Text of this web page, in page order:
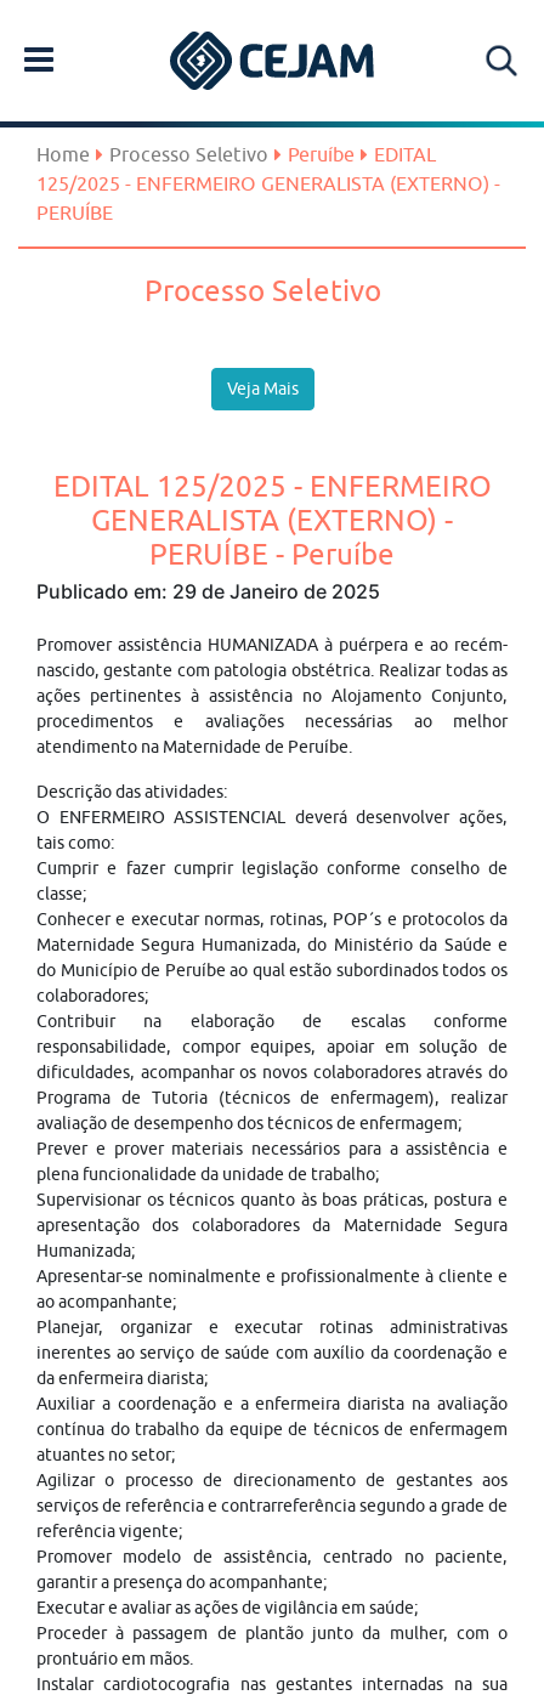
Home Processo Seletivo Peruíbe
EDITAL
125/2025 - ENFERMEIRO GENERALISTA (EXTERNO) -
PERUÍBE
Processo Seletivo
Veja Mais
EDITAL 125/2025 - ENFERMEIRO
GENERALISTA (EXTERNO) -
PERUÍBE - Peruíbe
Publicado em: 29 de Janeiro de 2025
Promover assistência HUMANIZADA à puérpera e ao recém-
nascido, gestante com patologia obstétrica. Realizar todas as
ações pertinentes à assistência no Alojamento Conjunto,
procedimentos e avaliações necessárias ao melhor
atendimento na Maternidade de Peruíbe.
Descrição das atividades:
O ENFERMEIRO ASSISTENCIAL deverá desenvolver ações,
tais como:
Cumprir e fazer cumprir legislação conforme conselho de
classe;
Conhecer e executar normas, rotinas, POP´s e protocolos da
Maternidade Segura Humanizada, do Ministério da Saúde e
do Município de Peruíbe ao qual estão subordinados todos os
colaboradores;
Contribuir na elaboração de escalas conforme
responsabilidade, compor equipes, apoiar em solução de
dificuldades, acompanhar os novos colaboradores através do
Programa de Tutoria (técnicos de enfermagem), realizar
avaliação de desempenho dos técnicos de enfermagem;
Prever e prover materiais necessários para a assistência e
plena funcionalidade da unidade de trabalho;
Supervisionar os técnicos quanto às boas práticas, postura e
apresentação dos colaboradores da Maternidade Segura
Humanizada;
Apresentar-se nominalmente e profissionalmente à cliente e
ao acompanhante;
Planejar, organizar e executar rotinas administrativas
inerentes ao serviço de saúde com auxílio da coordenação e
da enfermeira diarista;
Auxiliar a coordenação e a enfermeira diarista na avaliação
contínua do trabalho da equipe de técnicos de enfermagem
atuantes no setor;
Agilizar o processo de direcionamento de gestantes aos
serviços de referência e contrarreferência segundo a grade de
referência vigente;
Promover modelo de assistência, centrado no paciente,
garantir a presença do acompanhante;
Executar e avaliar as ações de vigilância em saúde;
Proceder à passagem de plantão junto da mulher, com o
prontuário em mãos.
Instalar cardiotocografia nas gestantes internadas na sua